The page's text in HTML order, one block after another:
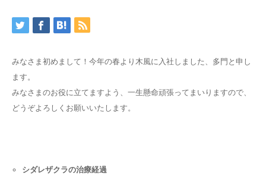
みなさま初めまして！今年の春より木風に入社しました、多門と申し
ます。
みなさまのお役に立てますよう、一生懸命頑張ってまいりますので、
どうぞよろしくお願いいたします。
シダレザクラの治療経過